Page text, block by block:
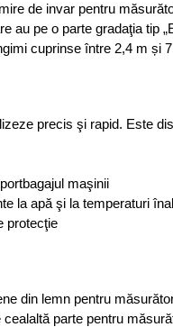
de invar pentru
pe o parte gradaţia tip
cuprinse între 2,4 m și
precis şi rapid. Este
maşinii
la apă şi la temperaturi
protecţie
din lemn pentru
parte pentru